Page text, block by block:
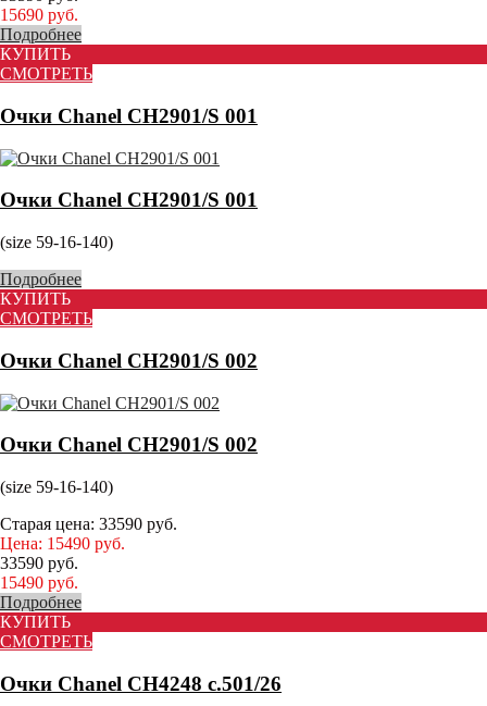
15690 руб.
Подробнее
КУПИТЬ
СМОТРЕТЬ
Очки Chanel CH2901/S 001
Очки Chanel CH2901/S 001
(size 59-16-140)
Подробнее
КУПИТЬ
СМОТРЕТЬ
Очки Chanel CH2901/S 002
Очки Chanel CH2901/S 002
(size 59-16-140)
Старая цена: 33590 руб.
Цена: 15490 руб.
33590 руб.
15490 руб.
Подробнее
КУПИТЬ
СМОТРЕТЬ
Очки Chanel CH4248 с.501/26